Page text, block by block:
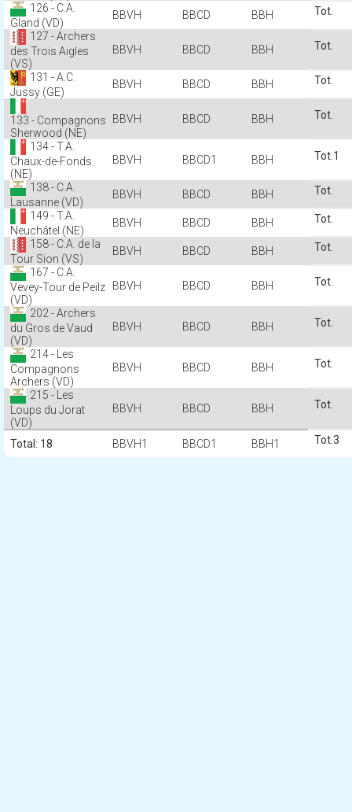
126 - C.A.
Gland (VD)
127 - Archers
des Trois Aigles
(VS)
131 - A.C.
Jussy (GE)
133 - Compagnons
Sherwood (NE)
134 - T.A.
Chaux-de-Fonds
(NE)
1 1
138 - C.A.
Lausanne (VD)
149 - T.A.
Neuchâtel (NE)
158 - C.A. de la
Tour Sion (VS)
167 - C.A.
Vevey-Tour de Peilz
(VD)
202 - Archers
du Gros de Vaud
(VD)
214 - Les
Compagnons
Archers (VD)
215 - Les
Loups du Jorat
(VD)
Total: 18
1 1 1 3